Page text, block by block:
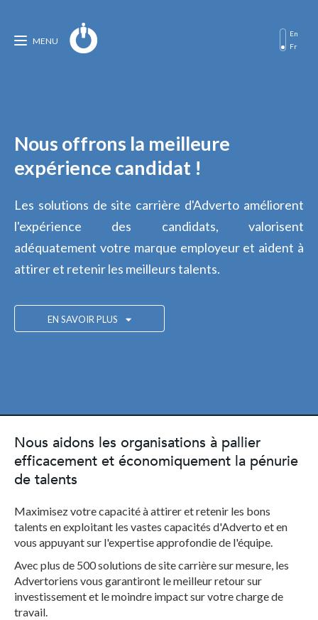
MENU
En
Fr
Nous offrons la meilleure
expérience candidat !
Les solutions de site carrière d'Adverto améliorent
l'expérience des candidats, valorisent
adéquatement votre marque employeur et aident à
attirer et retenir les meilleurs talents.
EN SAVOIR PLUS
Nous aidons les organisations à pallier
efficacement et économiquement la pénurie
de talents
Maximisez votre capacité à attirer et retenir les bons
talents en exploitant les vastes capacités d'Adverto et en
vous appuyant sur l'expertise approfondie de l'équipe.
Avec plus de 500 solutions de site carrière sur mesure, les
Advertoriens vous garantiront le meilleur retour sur
investissement et le moindre impact sur votre charge de
travail.